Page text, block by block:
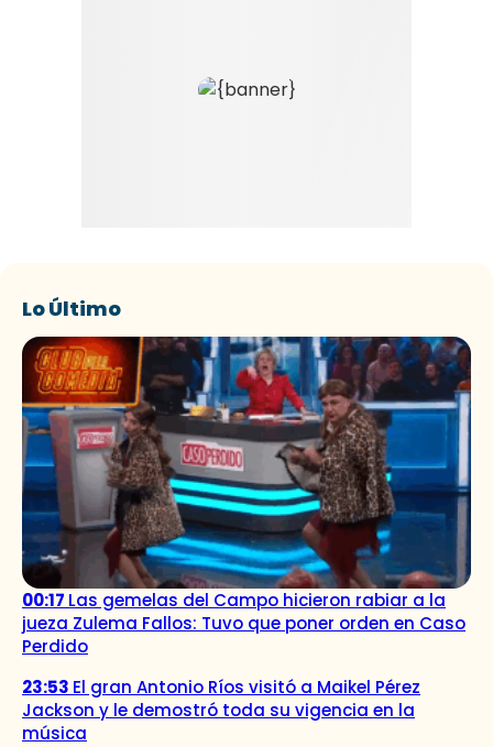
Lo Último
00:17 Las gemelas del Campo hicieron rabiar a la
jueza Zulema Fallos: Tuvo que poner orden en Caso
Perdido
23:53 El gran Antonio Ríos visitó a Maikel Pérez
Jackson y le demostró toda su vigencia en la
música